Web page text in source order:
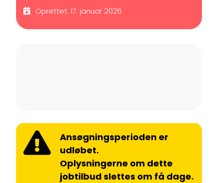
Oprettet: 17. januar 2026
Ansøgningsperioden er
udløbet.
Oplysningerne om dette
jobtilbud slettes om få dage.